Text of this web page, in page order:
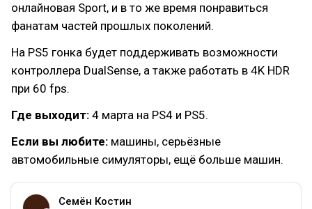
онлайновая Sport, и в то же время понравиться
фанатам частей прошлых поколений.
На PS5 гонка будет поддерживать возможности
контроллера DualSense, а также работать в 4K HDR
при 60 fps.
Где выходит: 4 марта на PS4 и PS5.
Если вы любите: машины, серьёзные
автомобильные симуляторы, ещё больше машин.
Семён Костин